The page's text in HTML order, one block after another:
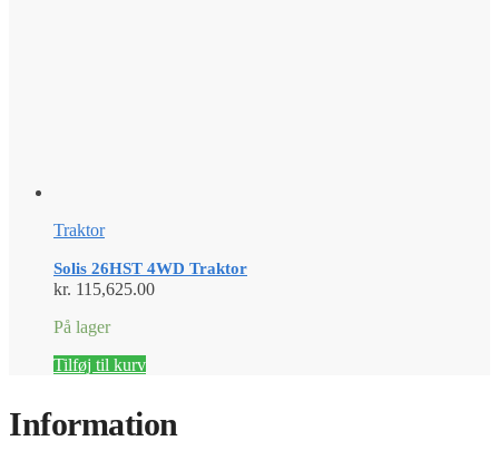
Traktor
Solis 26HST 4WD Traktor
kr. 115,625.00
På lager
Tilføj til kurv
Information